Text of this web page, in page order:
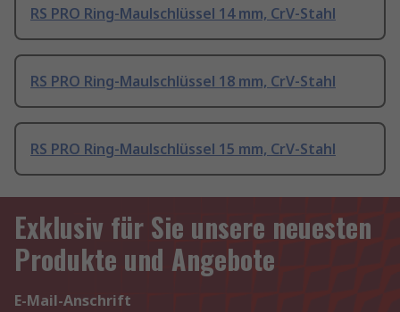
RS PRO Ring-Maulschlüssel 14 mm, CrV-Stahl
RS PRO Ring-Maulschlüssel 18 mm, CrV-Stahl
RS PRO Ring-Maulschlüssel 15 mm, CrV-Stahl
Exklusiv für Sie unsere neuesten
Produkte und Angebote
E-Mail-Anschrift